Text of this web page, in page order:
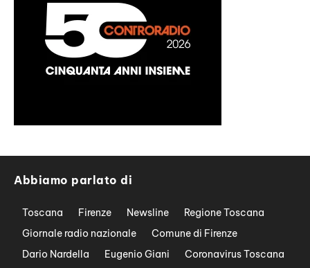
Abbiamo parlato di
Toscana Firenze Newsline
Regione Toscana
Giornale radio nazionale
Comune di Firenze
Dario Nardella
Eugenio Giani
Coronavirus Toscana